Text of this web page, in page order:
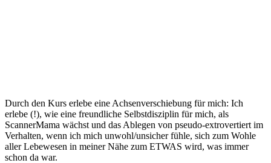
Durch den Kurs erlebe eine Achsenverschiebung für mich: Ich
erlebe (!), wie eine freundliche Selbstdisziplin für mich, als
ScannerMama wächst und das Ablegen von pseudo-extrovertiert im
Verhalten, wenn ich mich unwohl/unsicher fühle, sich zum Wohle
aller Lebewesen in meiner Nähe zum ETWAS wird, was immer
schon da war.